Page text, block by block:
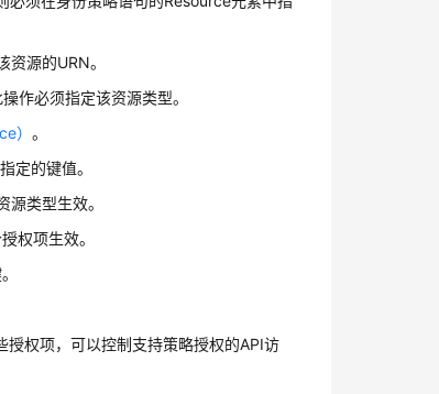
源的URN。
作必须指定该资源类型。
）。
定的键值。
类型生效。
权项生效。
授权项，可以控制支持策略授权的API访